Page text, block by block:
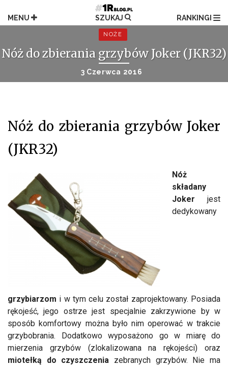
do
treści
MENU SZUKAJ RANKINGI
NOŻE
Nóż do zbierania grzybów Joker (JKR32)
3 Czerwca 2016
Nóż do zbierania grzybów Joker
(JKR32)
Nóż
składany
Joker jest
dedykowany
grzybiarzom i w tym celu został zaprojektowany. Posiada
rękojeść, jego ostrze jest specjalnie zakrzywione by w
sposób komfortowy można było nim operować w trakcie
grzybobrania. Dodatkowo wyposażono go w miarę do
mierzenia grzybów (zlokalizowana na rękojeści) oraz
miotełką do czyszczenia zebranych grzybów. Nie ma